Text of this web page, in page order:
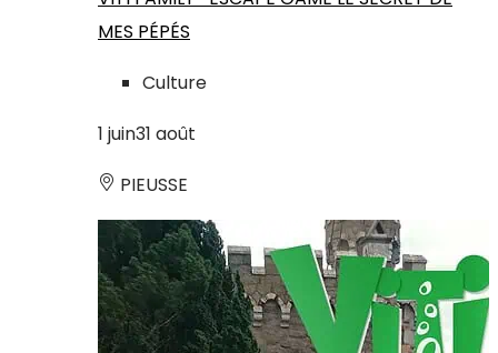
MES PÉPÉS
Culture
1 juin31 août
PIEUSSE